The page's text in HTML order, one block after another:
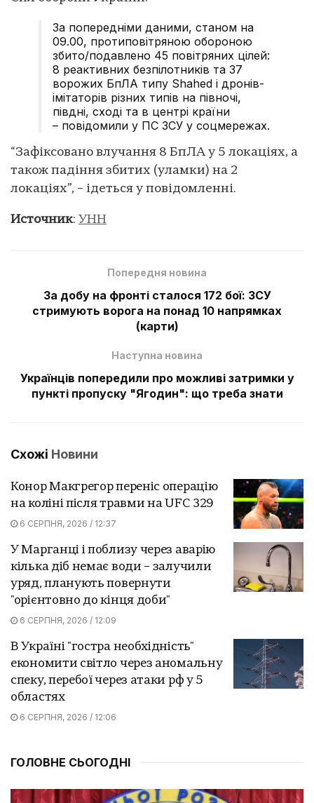
За попередніми даними, станом на
09.00, протиповітряною обороною
збито/подавлено 45 повітряних цілей:
8 реактивних безпілотників та 37
ворожих БпЛА типу Shahed і дронів-
імітаторів різних типів на півночі,
півдні, сході та в центрі країни
– повідомили у ПС ЗСУ у соцмережах.
“Зафіксовано влучання 8 БпЛА у 5 локаціях, а
також падіння збитих (уламки) на 2
локаціях”, – ідеться у повідомленні.
Источник: УНН
Попередня новина
За добу на фронті сталося 172 бої: ЗСУ
стримують ворога на понад 10 напрямках
(карти)
Наступна новина
Українців попередили про можливі затримки у
пункті пропуску "Ягодин": що треба знати
Схожі Новини
Конор Макгрегор переніс операцію
на коліні після травми на UFC 329
6 СЕРПНЯ, 2026 / 12:37
У Марганці і поблизу через аварію
кілька діб немає води – залучили
уряд, планують повернути
"орієнтовно до кінця доби"
6 СЕРПНЯ, 2026 / 12:09
В Україні "гостра необхідність"
економити світло через аномальну
спеку, перебої через атаки рф у 5
областях
6 СЕРПНЯ, 2026 / 12:06
ГОЛОВНЕ СЬОГОДНІ